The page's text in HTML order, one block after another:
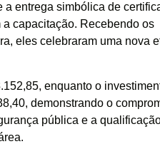
entrega simbólica de
capacitação. Recebendo os
eles celebraram uma nova
enquanto o
demonstrando o
pública e a